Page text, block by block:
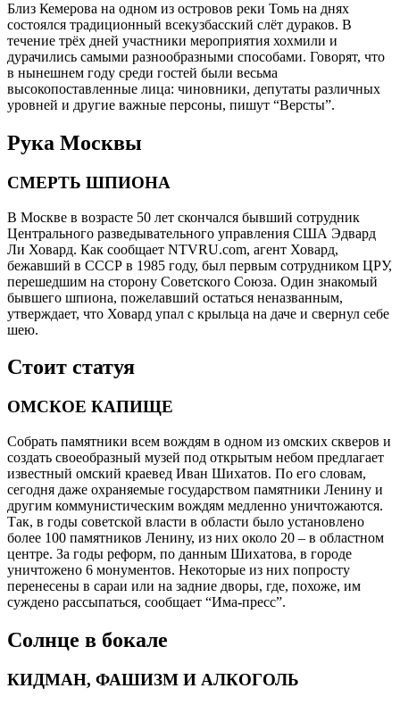
Близ Кемерова на одном из островов реки Томь на днях
состоялся традиционный всекузбасский слёт дураков. В
течение трёх дней участники мероприятия хохмили и
дурачились самыми разнообразными способами. Говорят, что
в нынешнем году среди гостей были весьма
высокопоставленные лица: чиновники, депутаты различных
уровней и другие важные персоны, пишут “Версты”.
Рука Москвы
СМЕРТЬ ШПИОНА
В Москве в возрасте 50 лет скончался бывший сотрудник
Центрального разведывательного управления США Эдвард
Ли Ховард. Как сообщает NTVRU.com, агент Ховард,
бежавший в СССР в 1985 году, был первым сотрудником ЦРУ,
перешедшим на сторону Советского Союза. Один знакомый
бывшего шпиона, пожелавший остаться неназванным,
утверждает, что Ховард упал с крыльца на даче и свернул себе
шею.
Стоит статуя
ОМСКОЕ КАПИЩЕ
Собрать памятники всем вождям в одном из омских скверов и
создать своеобразный музей под открытым небом предлагает
известный омский краевед Иван Шихатов. По его словам,
сегодня даже охраняемые государством памятники Ленину и
другим коммунистическим вождям медленно уничтожаются.
Так, в годы советской власти в области было установлено
более 100 памятников Ленину, из них около 20 – в областном
центре. За годы реформ, по данным Шихатова, в городе
уничтожено 6 монументов. Некоторые из них попросту
перенесены в сараи или на задние дворы, где, похоже, им
суждено рассыпаться, сообщает “Има-пресс”.
Солнце в бокале
КИДМАН, ФАШИЗМ И АЛКОГОЛЬ